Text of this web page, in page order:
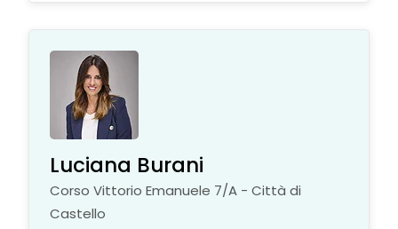
Luciana Burani
Corso Vittorio Emanuele 7/A - Città di
Castello